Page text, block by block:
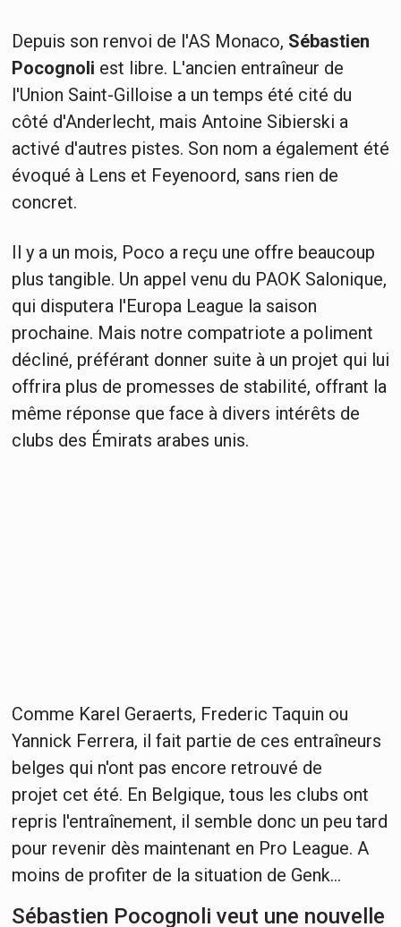
Depuis son renvoi de l'AS Monaco, Sébastien
Pocognoli est libre. L'ancien entraîneur de
l'Union Saint-Gilloise a un temps été cité du
côté d'Anderlecht, mais Antoine Sibierski a
activé d'autres pistes. Son nom a également été
évoqué à Lens et Feyenoord, sans rien de
concret.
Il y a un mois, Poco a reçu une offre beaucoup
plus tangible. Un appel venu du PAOK Salonique,
qui disputera l'Europa League la saison
prochaine. Mais notre compatriote a poliment
décliné, préférant donner suite à un projet qui lui
offrira plus de promesses de stabilité, offrant la
même réponse que face à divers intérêts de
clubs des Émirats arabes unis.
Comme Karel Geraerts, Frederic Taquin ou
Yannick Ferrera, il fait partie de ces entraîneurs
belges qui n'ont pas encore retrouvé de
projet cet été. En Belgique, tous les clubs ont
repris l'entraînement, il semble donc un peu tard
pour revenir dès maintenant en Pro League. A
moins de profiter de la situation de Genk...
Sébastien Pocognoli veut une nouvelle